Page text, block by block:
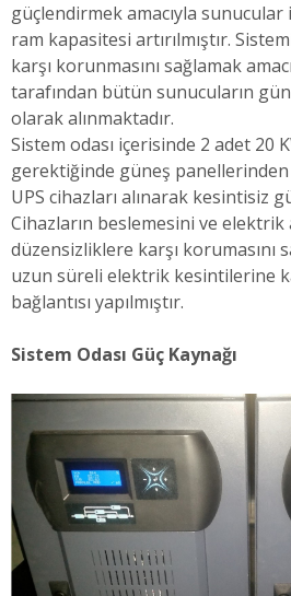
güçlendirmek amacıyla
ram kapasitesi artırılmıştır.
karşı korunmasını sağlamak
tarafından bütün sunucuların
olarak alınmaktadır.
Sistem odası içerisinde 2 adet 20
gerektiğinde güneş
UPS cihazları alınarak kesintisiz
Cihazların beslemesini ve elektrik
düzensizliklere karşı korumasını
uzun süreli elektrik kesintilerine
bağlantısı yapılmıştır.
Sistem Odası Güç Kaynağı